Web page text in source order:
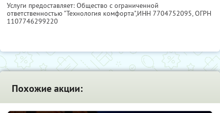
Услуги предоставляет: Общество с ограниченной
ответственностью "Технология комфорта",ИНН 7704752095, ОГРН
1107746299220
Похожие акции: